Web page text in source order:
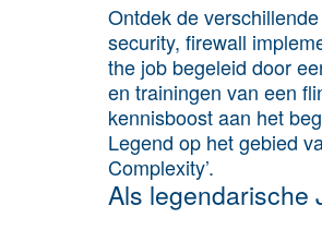
Ontdek de
security, firewall
the job begeleid door
en trainingen van een
kennisboost aan het
Legend op het gebied
Complexity’.
Als legendarische